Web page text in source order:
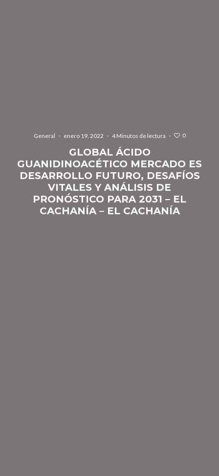
General · enero 19, 2022 · 4 Minutos de lectura · 0
GLOBAL ÁCIDO
GUANIDINOACÉTICO MERCADO ES
DESARROLLO FUTURO, DESAFÍOS
VITALES Y ANÁLISIS DE
PRONÓSTICO PARA 2031 – EL
CACHANÍA – EL CACHANÍA